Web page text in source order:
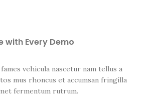
with Every Demo
vehicula nascetur nam tellus a
mus rhoncus et accumsan fringilla
fermentum rutrum.